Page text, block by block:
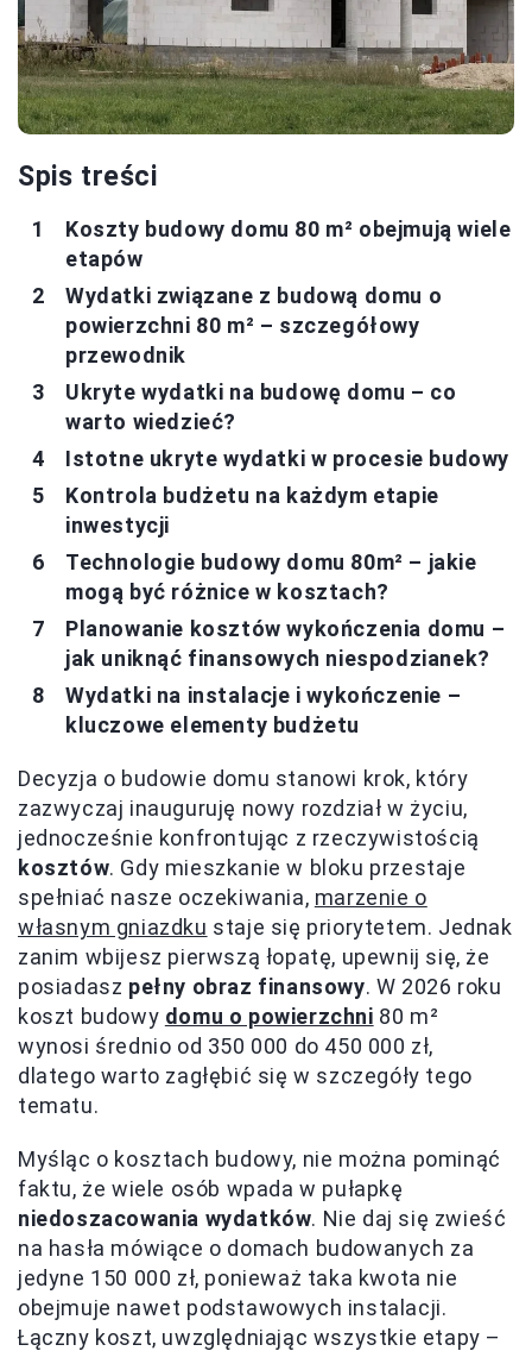
Spis treści
Koszty budowy domu 80 m² obejmują wiele
etapów
Wydatki związane z budową domu o
powierzchni 80 m² – szczegółowy
przewodnik
Ukryte wydatki na budowę domu – co
warto wiedzieć?
Istotne ukryte wydatki w procesie budowy
Kontrola budżetu na każdym etapie
inwestycji
Technologie budowy domu 80m² – jakie
mogą być różnice w kosztach?
Planowanie kosztów wykończenia domu –
jak uniknąć finansowych niespodzianek?
Wydatki na instalacje i wykończenie –
kluczowe elementy budżetu
Decyzja o budowie domu stanowi krok, który
zazwyczaj inauguruję nowy rozdział w życiu,
jednocześnie konfrontując z rzeczywistością
kosztów. Gdy mieszkanie w bloku przestaje
spełniać nasze oczekiwania, marzenie o
własnym gniazdku staje się priorytetem. Jednak
zanim wbijesz pierwszą łopatę, upewnij się, że
posiadasz pełny obraz finansowy. W 2026 roku
koszt budowy domu o powierzchni 80 m²
wynosi średnio od 350 000 do 450 000 zł,
dlatego warto zagłębić się w szczegóły tego
tematu.
Myśląc o kosztach budowy, nie można pominąć
faktu, że wiele osób wpada w pułapkę
niedoszacowania wydatków. Nie daj się zwieść
na hasła mówiące o domach budowanych za
jedyne 150 000 zł, ponieważ taka kwota nie
obejmuje nawet podstawowych instalacji.
Łączny koszt, uwzględniając wszystkie etapy –